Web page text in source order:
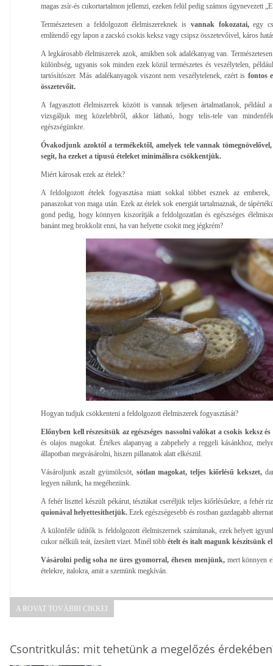
magas zsír-és cukortartalmon jellemzi, ezeken felül pedig számos úgynevezett
Természetesen a feldolgozott élelmiszereknek is vannak fokozatai,egy
említendő egy lapon a zacskó csokis keksz vagy csipsz összetevőivel, káros
A legkárosabb élelmiszerek azok, amikben sok adalékanyag van.
különbség, ugyanis sok minden ezek közül természetes és veszélytelen,
tartósítószer. Más adalékanyagok viszont nem veszélytelenek, ezért is fontos
összetevőit.
A fagyasztott élelmiszerek között is vannak teljesen ártalmatlanok, például
vizsgáljuk meg közelebbről, akkor látható, hogy telis-tele van
egészségünkre.
Óvakodjunk azoktól a termékektől, amelyek tele vannak
segít, ha ezeket a típusú ételeket minimálisra csökkentjük.
Miért károsak ezek az ételek?
A feldolgozott ételek fogyasztása miatt sokkal többet esznek az
panaszokat von maga után. Ezek az ételek sok energiát tartalmaznak, de
gond pedig, hogy könnyen kiszorítják a feldolgozatlan és egészséges
banánt meg brokkolit enni, ha van helyette csokit meg jégkrém?
Hogyan tudjuk csökkenteni a feldolgozott élelmiszerek fogyasztását?
Előnyben kell részesítsük az egészséges nassolni valókat a csokis keksz
és olajos magokat. Értékes alapanyag a zabpehely a reggeli kásánkhoz,
állapotban megvásárolni, hiszen pillanatok alatt elkészül.
Vásároljunk aszalt gyümölcsöt, sótlan magokat, teljes kiőrlésű kekszet,
legyen nálunk, ha megéhezünk.
A fehér liszttel készült pékárut, tésztákat cseréljük teljes kiőrlésűekre, a fehér
quionával helyettesíthetjük. Ezek egészségesebb és rostban gazdagabb
A különféle üdítők is feldolgozott élelmiszernek számítanak, ezek helyett
cukor nélküli teát, ízesített vizet. Minél több ételt és italt magunk készítsünk
Vásárolni pedig soha ne üres gyomorral, éhesen menjünk,mert könnyen
ételekre, italokra, amit a szemünk megkíván.
A ROVAT TOVÁBBI CIKKEI
Csontritkulás: mit tehetünk a megelőzés